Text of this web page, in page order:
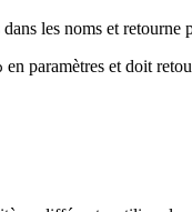
les noms et retourne
en paramètres et doit